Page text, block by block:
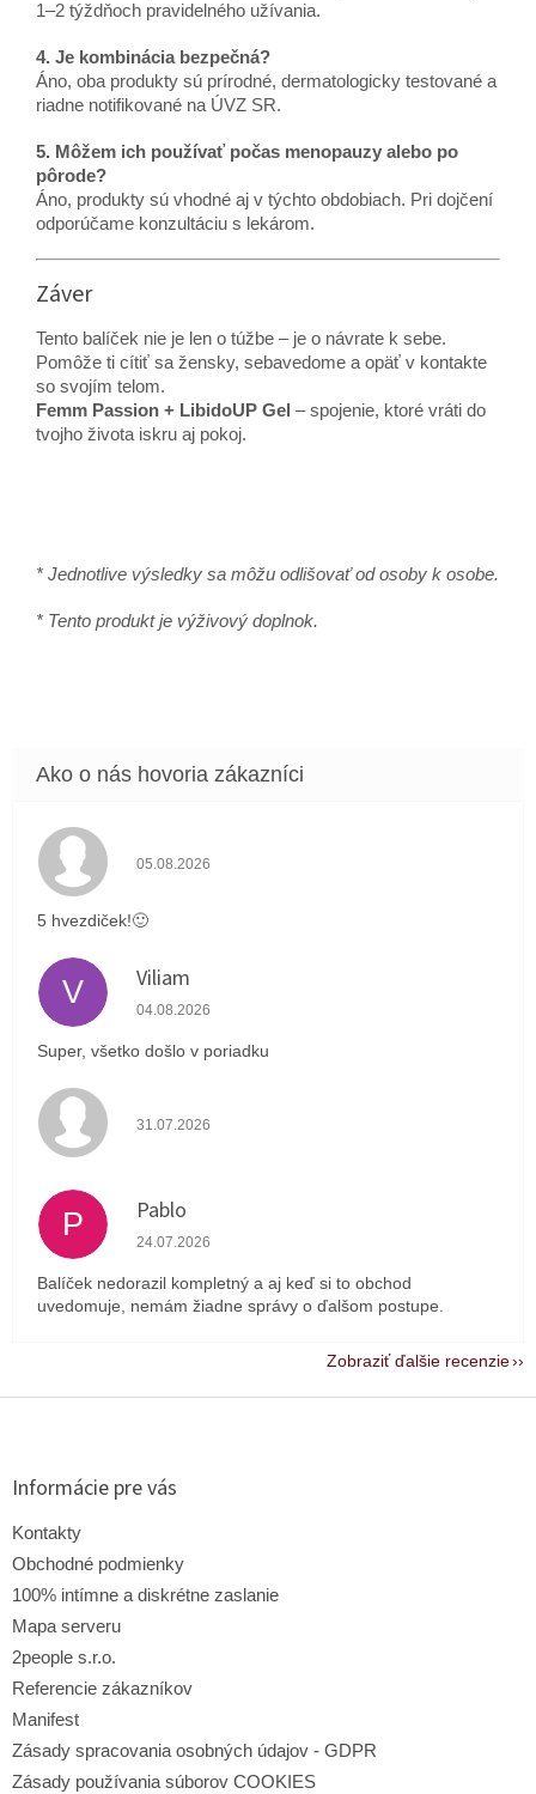
1–2 týždňoch pravidelného užívania.
4. Je kombinácia bezpečná?
Áno, oba produkty sú prírodné, dermatologicky testované a
riadne notifikované na ÚVZ SR.
5. Môžem ich používať počas menopauzy alebo po
pôrode?
Áno, produkty sú vhodné aj v týchto obdobiach. Pri dojčení
odporúčame konzultáciu s lekárom.
Záver
Tento balíček nie je len o túžbe – je o návrate k sebe.
Pomôže ti cítiť sa žensky, sebavedome a opäť v kontakte
so svojím telom.
Femm Passion + LibidoUP Gel – spojenie, ktoré vráti do
tvojho života iskru aj pokoj.
* Jednotlive výsledky sa môžu odlišovať od osoby k osobe.
* Tento produkt je výživový doplnok.
Hodnotenie obchodu je 5 z 5 hviezdičiek.
05.08.2026
5 hvezdiček!🙂
V Viliam
Hodnotenie obchodu je 5 z 5 hviezdičiek.
04.08.2026
Super, všetko došlo v poriadku
Hodnotenie obchodu je 4 z 5 hviezdičiek.
31.07.2026
P Pablo
Hodnotenie obchodu je 1 z 5 hviezdičiek.
24.07.2026
Balíček nedorazil kompletný a aj keď si to obchod
uvedomuje, nemám žiadne správy o ďalšom postupe.
Zobraziť ďalšie recenzie
Z
Informácie pre vás
Kontakty
Obchodné podmienky
100% intímne a diskrétne zaslanie
Mapa serveru
2people s.r.o.
Referencie zákazníkov
Manifest
Zásady spracovania osobných údajov - GDPR
Zásady používania súborov COOKIES